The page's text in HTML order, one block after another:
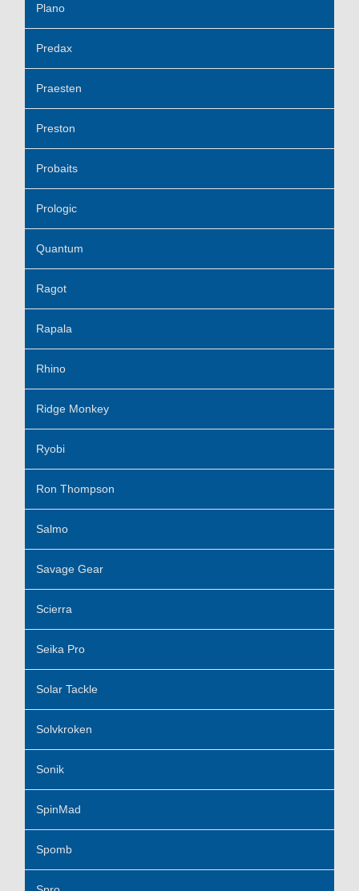
Plano
Predax
Praesten
Preston
Probaits
Prologic
Quantum
Ragot
Rapala
Rhino
Ridge Monkey
Ryobi
Ron Thompson
Salmo
Savage Gear
Scierra
Seika Pro
Solar Tackle
Solvkroken
Sonik
SpinMad
Spomb